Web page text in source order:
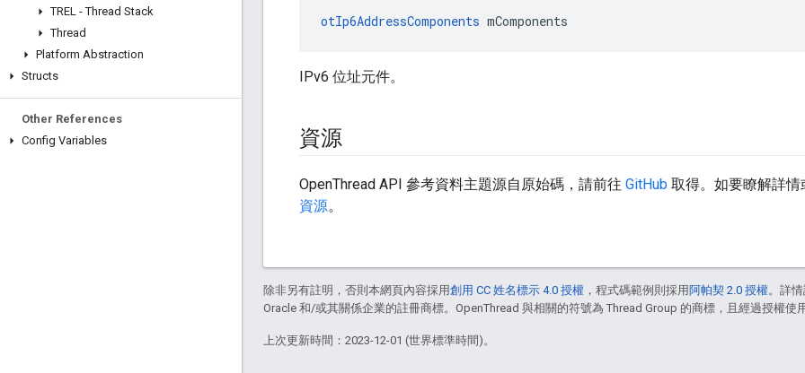
TREL - Thread Stack
Thread
Platform Abstraction
Structs
Other References
Config Variables
otIp6AddressComponents mComponents
IPv6 位址元件。
資源
OpenThread API 參考資料主題源自原始碼，請前往 GitHub 取得。如要瞭解詳
資源。
除非另有註明，否則本網頁內容採用創用 CC 姓名標示 4.0 授權 ，程式碼範例則採用 阿帕契 2.0 授權。詳
Oracle 和/或其關係企業的註冊商標。OpenThread 與相關的符號為 Thread Group 的商標，且經過授權使
上次更新時間：2023-12-01 (世界標準時間)。